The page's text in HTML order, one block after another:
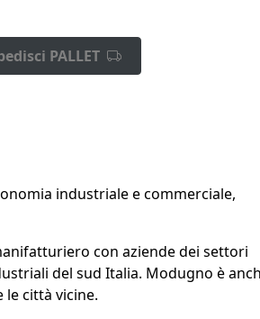
PALLET
industriale e commerciale,
con aziende dei settori
del sud Italia. Modugno è
città vicine.